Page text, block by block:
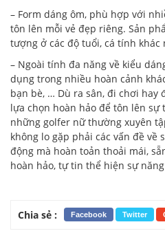
– Form dáng ôm, phù hợp với
tôn lên mỗi vẻ đẹp riêng. Sản
tượng ở các độ tuổi, cá tính khác
– Ngoài tính đa năng về kiểu
dụng trong nhiều hoàn cảnh
bạn bè, … Dù ra sân, đi chơi hay
lựa chọn hoàn hảo để tôn lên sự
những golfer nữ thường xuyên
không lo gặp phải các vấn đề về
động mà hoàn toản thoải mái,
hoàn hảo, tự tin thể hiện sự
Chia sẻ : Facebook Twitter